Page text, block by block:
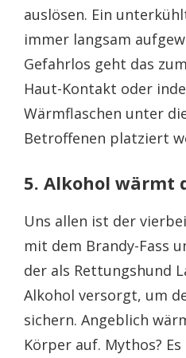
auslösen. Ein
immer langsam
Gefahrlos geht das
Haut-Kontakt oder
Wärmflaschen unter
Betroffenen platziert
5. Alkohol wärmt
Uns allen ist der
mit dem Brandy-Fass
der als Rettungshund
Alkohol versorgt, um
sichern. Angeblich
Körper auf. Mythos?